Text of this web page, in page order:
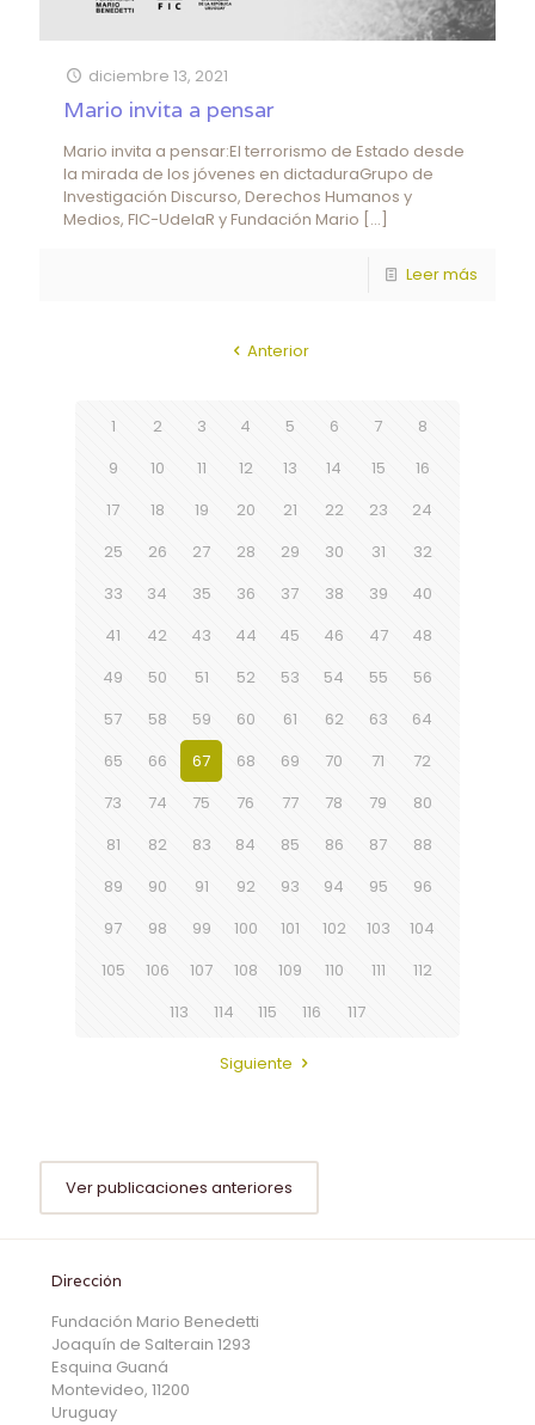
diciembre 13, 2021
Mario invita a pensar
Mario invita a pensar:El terrorismo de Estado desde
la mirada de los jóvenes en dictaduraGrupo de
Investigación Discurso, Derechos Humanos y
Medios, FIC-UdelaR y Fundación Mario […]
Leer más
Anterior
1 2 3 4 5 6 7
8
9
10 11 12 13 14 15
16
17
18 19 20 21 22 23
24
25
26 27 28 29 30 31
32
33
34 35 36 37 38 39
40
41
42 43 44 45 46 47
48
49
50 51 52 53 54 55
56
57
58 59 60 61 62 63
64
65
66 67 68 69 70 71
72
73
74 75 76 77 78 79
80
81
82 83 84 85 86 87
88
89
90 91 92 93 94 95
96
97
98 99 100 101 102 103
104
105
106 107 108 109 110 111
112
113
114 115 116 117
Siguiente
Ver publicaciones anteriores
Dirección
Fundación Mario Benedetti
Joaquín de Salterain 1293
Esquina Guaná
Montevideo, 11200
Uruguay